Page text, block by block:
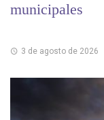
municipales
3 de agosto de 2026